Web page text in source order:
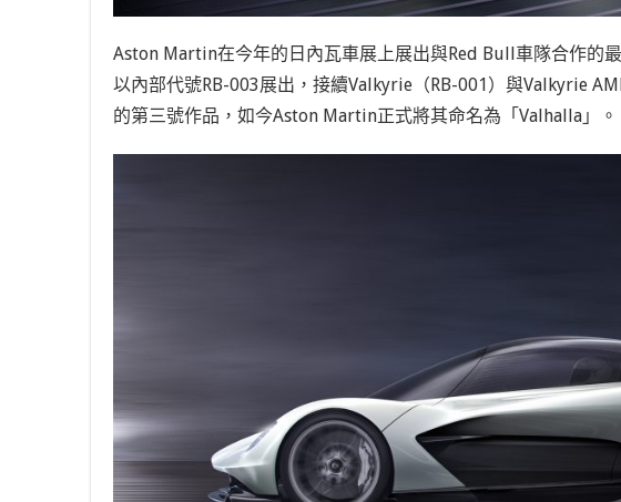
Aston Martin在今年的日內瓦車展上展出與Red Bull車隊合作的
以內部代號RB-003展出，接續Valkyrie（RB-001）與Valkyrie
的第三號作品，如今Aston Martin正式將其命名為「Valhalla」。